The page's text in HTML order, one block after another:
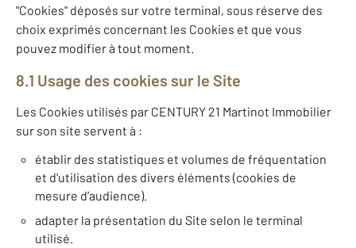
"Cookies" déposés sur votre terminal, sous réserve des
choix exprimés concernant les Cookies et que vous
pouvez modifier à tout moment.
8.1 Usage des cookies sur le Site
Les Cookies utilisés par CENTURY 21 Martinot Immobilier
sur son site servent à :
établir des statistiques et volumes de fréquentation
et d'utilisation des divers éléments (cookies de
mesure d’audience).
adapter la présentation du Site selon le terminal
utilisé.